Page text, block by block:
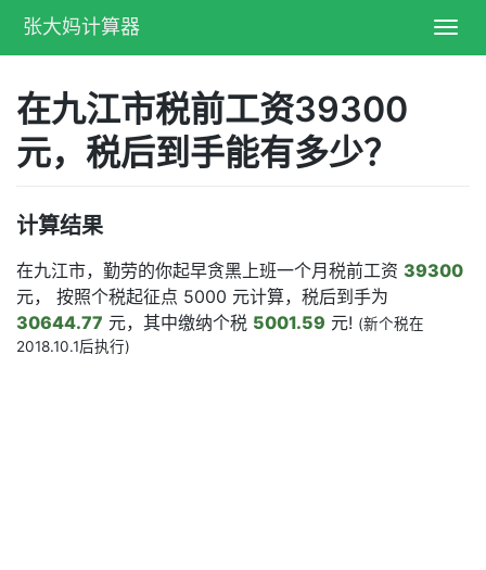
张大妈计算器
在九江市税前工资39300
元，税后到手能有多少？
计算结果
在九江市，勤劳的你起早贪黑上班一个月税前工资 39300
元， 按照个税起征点 5000 元计算，税后到手为
30644.77 元，其中缴纳个税 5001.59 元! (新个税在
2018.10.1后执行)